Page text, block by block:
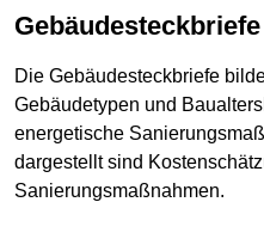
Gebäudesteckbriefe
Die Gebäudesteckbriefe
Gebäudetypen und
energetische
dargestellt sind
Sanierungsmaßnahmen.